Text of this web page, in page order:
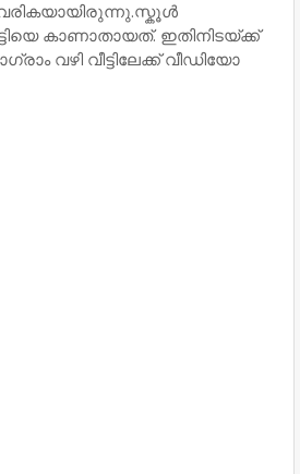
കാണാതായത്. ഇതിനിടയ്ക്ക്
വഴി വീട്ടിലേക്ക് വീഡിയോ